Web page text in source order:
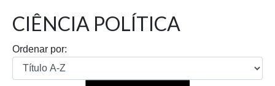
CIÊNCIA POLÍTICA
Ordenar por: